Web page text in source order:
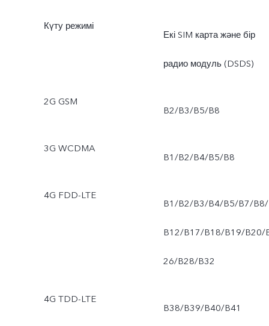
Күту режимі
Екі SIM карта және бір
радио модуль (DSDS)
2G GSM
B2/B3/B5/B8
3G WCDMA
B1/B2/B4/B5/B8
4G FDD-LTE
B1/B2/B3/B4/B5/B7/B8/
B12/B17/B18/B19/B20/
26/B28/B32
4G TDD-LTE
B38/B39/B40/B41